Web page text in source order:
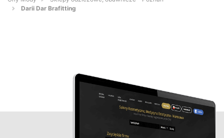
Darii Dar Brafitting